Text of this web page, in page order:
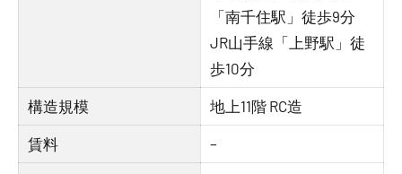
「南千住駅」徒歩9分
JR山手線「上野駅」徒
歩10分
構造規模 地上11階 RC造
賃料 –